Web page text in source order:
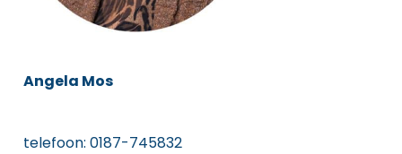
Angela Mos
telefoon: 0187-745832